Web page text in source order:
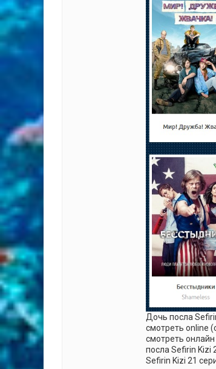
Дочь посла
смотреть online
смотреть
посла Sefirin Kizi
Sefirin Kizi 21